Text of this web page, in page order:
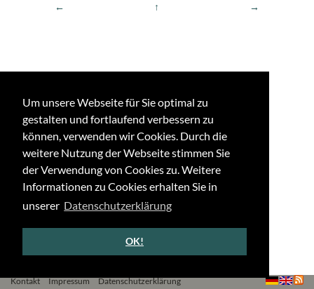
Um unsere Webseite für Sie optimal zu
gestalten und fortlaufend verbessern zu
können, verwenden wir Cookies. Durch die
weitere Nutzung der Webseite stimmen Sie
der Verwendung von Cookies zu. Weitere
Informationen zu Cookies erhalten Sie in
unserer Datenschutzerklärung
OK!
← ↑ →
Kontakt Impressum Datenschutzerklärung